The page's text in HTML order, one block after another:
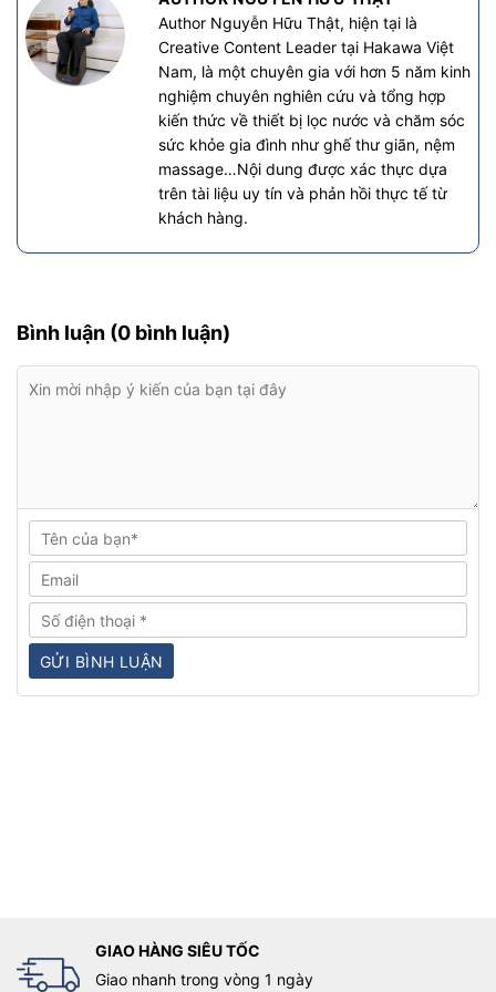
Author Nguyễn Hữu Thật, hiện tại là
Creative Content Leader tại Hakawa Việt
Nam, là một chuyên gia với hơn 5 năm kinh
nghiệm chuyên nghiên cứu và tổng hợp
kiến thức về thiết bị lọc nước và chăm sóc
sức khỏe gia đình như ghế thư giãn, nệm
massage…Nội dung được xác thực dựa
trên tài liệu uy tín và phản hồi thực tế từ
khách hàng.
Bình luận (0 bình luận)
GIAO HÀNG SIÊU TỐC
Giao nhanh trong vòng 1 ngày